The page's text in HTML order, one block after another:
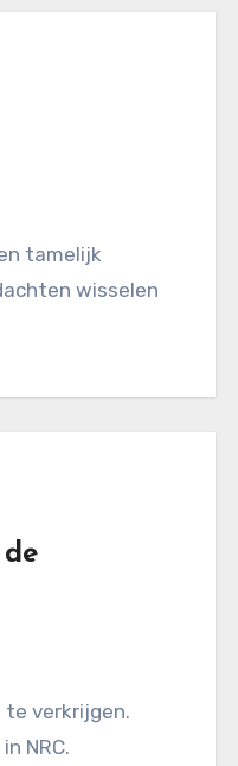
wisselen
NRC.